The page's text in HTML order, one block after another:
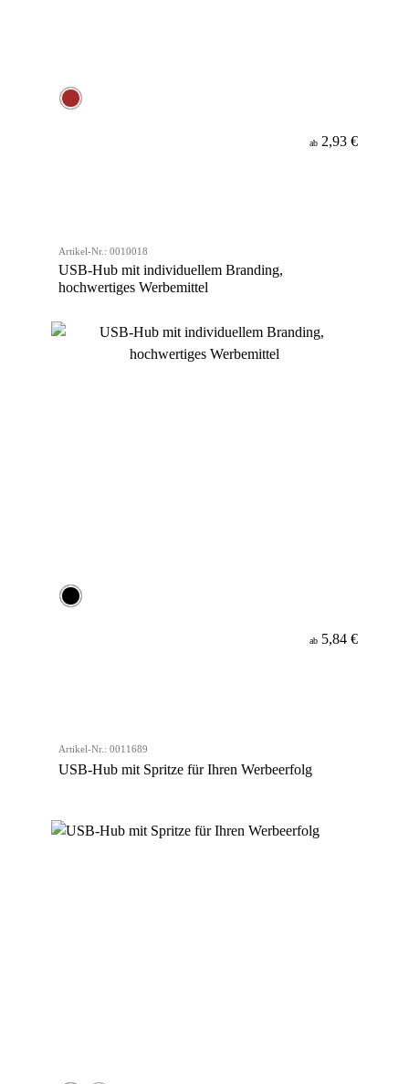
ab 2,93 €
Artikel-Nr.: 0010018
USB-Hub mit individuellem Branding,
hochwertiges Werbemittel
ab 5,84 €
Artikel-Nr.: 0011689
USB-Hub mit Spritze für Ihren Werbeerfolg